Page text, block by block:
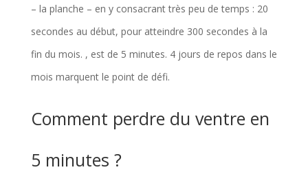
– la planche – en y consacrant très peu de temps : 20
secondes au début, pour atteindre 300 secondes à la
fin du mois. , est de 5 minutes. 4 jours de repos dans le
mois marquent le point de défi.
Comment perdre du ventre en
5 minutes ?